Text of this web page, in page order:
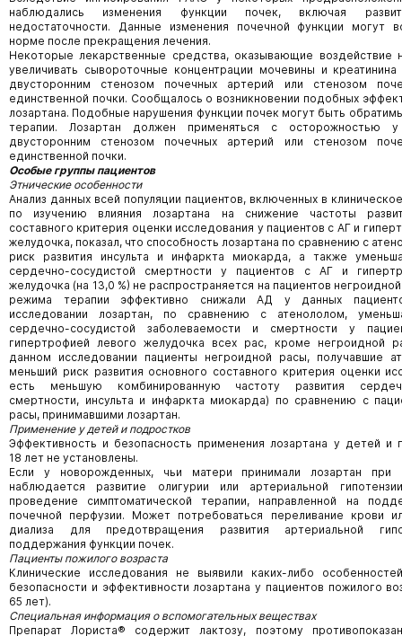
наблюдались изменения функции почек, включая
недостаточности. Данные изменения почечной функции могут
норме после прекращения лечения.
Некоторые лекарственные средства, оказывающие воздействие
увеличивать сывороточные концентрации мочевины и
двусторонним стенозом почечных артерий или стенозом
единственной почки. Сообщалось о возникновении подобных
лозартана. Подобные нарушения функции почек могут быть
терапии. Лозартан должен применяться с осторожностью
двусторонним стенозом почечных артерий или стенозом
единственной почки.
Особые группы пациентов
Этнические особенности
Анализ данных всей популяции пациентов, включенных в
по изучению влияния лозартана на снижение частоты
составного критерия оценки исследования у пациентов с АГ и
желудочка, показал, что способность лозартана по сравнению с
риск развития инсульта и инфаркта миокарда, а также
сердечно-сосудистой смертности у пациентов с АГ и
желудочка (на 13,0 %) не распространяется на пациентов
режима терапии эффективно снижали АД у данных
исследовании лозартан, по сравнению с атенололом,
сердечно-сосудистой заболеваемости и смертности у
гипертрофией левого желудочка всех рас, кроме негроидной
данном исследовании пациенты негроидной расы, получавшие
меньший риск развития основного составного критерия оценки
есть меньшую комбинированную частоту развития
смертности, инсульта и инфаркта миокарда) по сравнению с
расы, принимавшими лозартан.
Применение у детей и подростков
Эффективность и безопасность применения лозартана у детей и
18 лет не установлены.
Если у новорожденных, чьи матери принимали лозартан при
наблюдается развитие олигурии или артериальной
проведение симптоматической терапии, направленной на
почечной перфузии. Может потребоваться переливание крови
диализа для предотвращения развития артериальной
поддержания функции почек.
Пациенты пожилого возраста
Клинические исследования не выявили каких-либо
безопасности и эффективности лозартана у пациентов пожилого
65 лет).
Специальная информация о вспомогательных веществах
Препарат Лориста® содержит лактозу, поэтому